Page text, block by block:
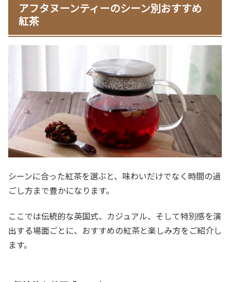
アフタヌーンティーのシーン別おすすめ
紅茶
シーンに合った紅茶を選ぶと、味わいだけでなく時間の過
ごし方まで豊かになります。
ここでは伝統的な英国式、カジュアル、そして特別感を演
出する場面ごとに、おすすめの紅茶と楽しみ方をご紹介し
ます。